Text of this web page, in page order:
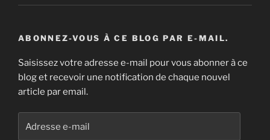
ABONNEZ-VOUS À CE BLOG PAR E-MAIL.
Saisissez votre adresse e-mail pour vous abonner à ce
blog et recevoir une notification de chaque nouvel
article par email.
e-